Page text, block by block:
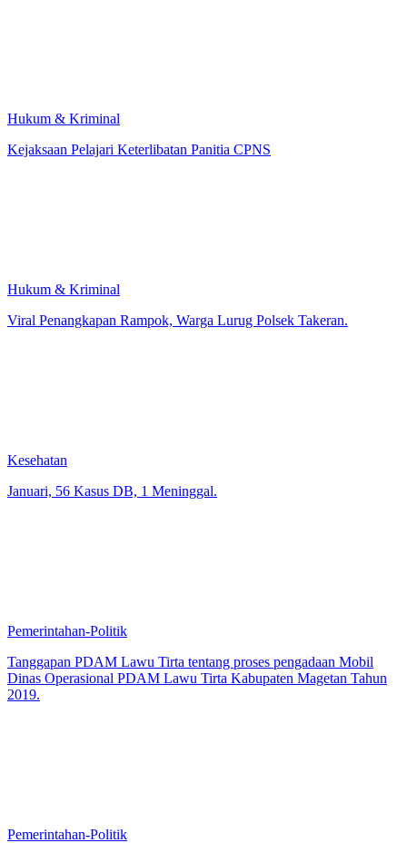
Hukum & Kriminal
Kejaksaan Pelajari Keterlibatan Panitia CPNS
Hukum & Kriminal
Viral Penangkapan Rampok, Warga Lurug Polsek Takeran.
Kesehatan
Januari, 56 Kasus DB, 1 Meninggal.
Pemerintahan-Politik
Tanggapan PDAM Lawu Tirta tentang proses pengadaan Mobil
Dinas Operasional PDAM Lawu Tirta Kabupaten Magetan Tahun
2019.
Pemerintahan-Politik